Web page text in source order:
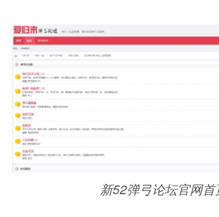
新52弹弓论坛官网首